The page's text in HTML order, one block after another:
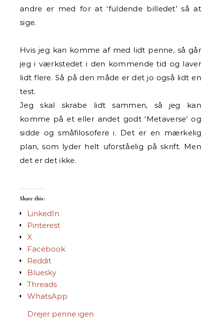
andre er med for at ‘fuldende billedet’ så at
sige.
Hvis jeg kan komme af med lidt penne, så går
jeg i værkstedet i den kommende tid og laver
lidt flere. Så på den måde er det jo også lidt en
test.
Jeg skal skrabe lidt sammen, så jeg kan
komme på et eller andet godt ‘Metaverse’ og
sidde og småfilosofere i. Det er en mærkelig
plan, som lyder helt uforståelig på skrift. Men
det er det ikke.
Share this:
LinkedIn
Pinterest
X
Facebook
Reddit
Bluesky
Threads
WhatsApp
Drejer penne igen